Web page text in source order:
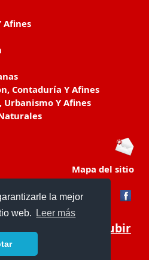
la mejor
web.
Leer más
Afines
Contaduría Y Afines
Y Afines
Mapa del sitio
Subir